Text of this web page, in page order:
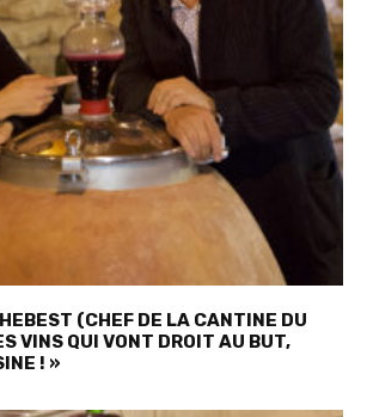
(CHEF DE LA CANTINE DU
VINS QUI VONT DROIT AU BUT,
! »